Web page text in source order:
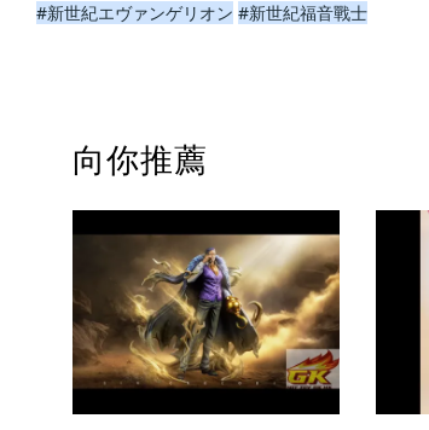
#新世紀エヴァンゲリオン #新世紀福音戰士
向你推薦